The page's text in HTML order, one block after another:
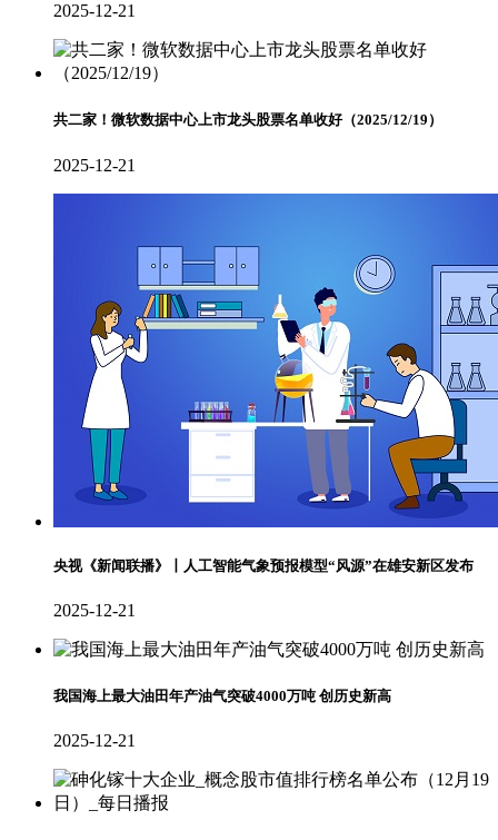
2025-12-21
共二家！微软数据中心上市龙头股票名单收好（2025/12/19）
2025-12-21
央视《新闻联播》丨人工智能气象预报模型“风源”在雄安新区发布
2025-12-21
我国海上最大油田年产油气突破4000万吨 创历史新高
2025-12-21